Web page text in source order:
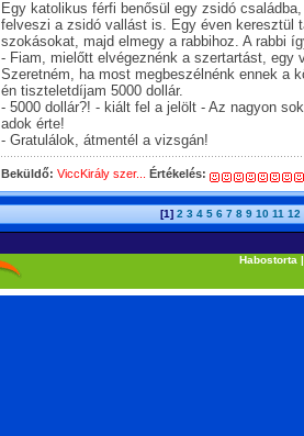
Egy katolikus férfi benősül egy zsidó
felveszi a zsidó vallást is. Egy éven keresztül
szokásokat, majd elmegy a rabbihoz. A rabbi
- Fiam, mielőtt elvégeznénk a szertartást, egy
Szeretném, ha most megbeszélnénk ennek a
én tiszteletdíjam 5000 dollár.
- 5000 dollár?! - kiált fel a jelölt - Az nagyon
adok érte!
- Gratulálok, átmentél a vizsgán!
Beküldő: ViccKirály szer... Értékelés:
[1] 2 3 4 5 6 7 8 9 10 11 12
Habostorta